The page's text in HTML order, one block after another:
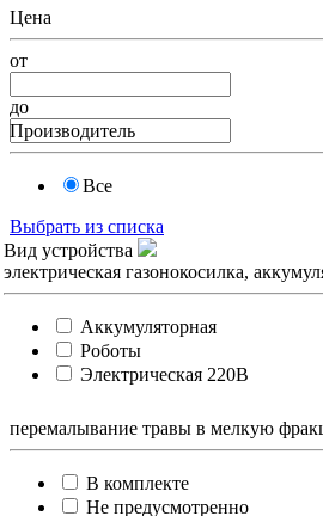
Цена
от
до
Производитель
Все
Выбрать из списка
Вид устройства
электрическая газонокосилка,
Аккумуляторная
Роботы
Электрическая 220В
перемалывание травы в мелкую
В комплекте
Не предусмотренно